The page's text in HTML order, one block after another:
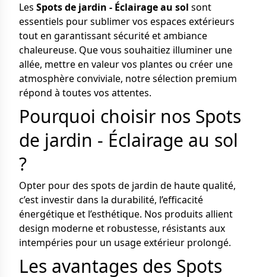
Les Spots de jardin - Éclairage au sol sont
essentiels pour sublimer vos espaces extérieurs
tout en garantissant sécurité et ambiance
chaleureuse. Que vous souhaitiez illuminer une
allée, mettre en valeur vos plantes ou créer une
atmosphère conviviale, notre sélection premium
répond à toutes vos attentes.
Pourquoi choisir nos Spots
de jardin - Éclairage au sol
?
Opter pour des spots de jardin de haute qualité,
c’est investir dans la durabilité, l’efficacité
énergétique et l’esthétique. Nos produits allient
design moderne et robustesse, résistants aux
intempéries pour un usage extérieur prolongé.
Les avantages des Spots